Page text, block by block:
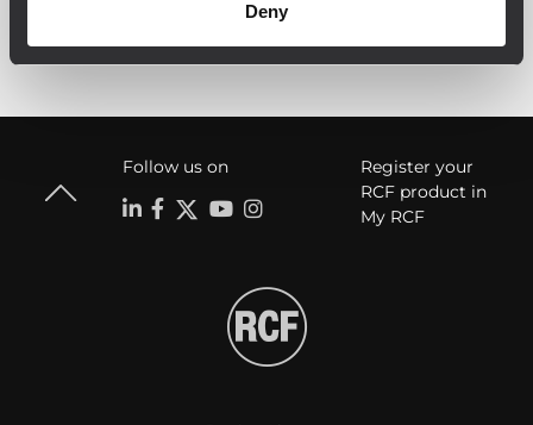
Deny
Follow us on
Register your
RCF product in
My RCF